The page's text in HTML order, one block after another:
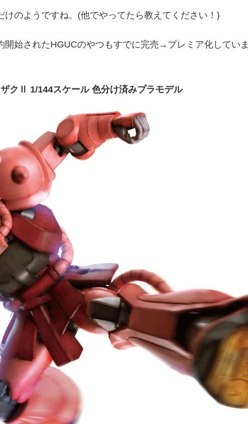
のようですね。(他でやってたら教えてください！)
始されたHGUCのやつもすでに完売→プレミア化していま
クⅡ 1/144スケール 色分け済みプラモデル